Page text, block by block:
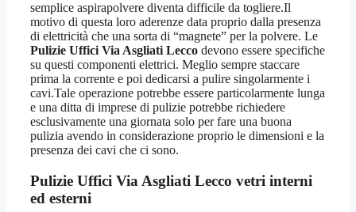
semplice aspirapolvere diventa difficile da togliere.Il
motivo di questa loro aderenze data proprio dalla presenza
di elettricità che una sorta di “magnete” per la polvere. Le
Pulizie Uffici Via Asgliati Lecco devono essere specifiche
su questi componenti elettrici. Meglio sempre staccare
prima la corrente e poi dedicarsi a pulire singolarmente i
cavi.Tale operazione potrebbe essere particolarmente lunga
e una ditta di imprese di pulizie potrebbe richiedere
esclusivamente una giornata solo per fare una buona
pulizia avendo in considerazione proprio le dimensioni e la
presenza dei cavi che ci sono.
Pulizie Uffici Via Asgliati Lecco vetri interni
ed esterni